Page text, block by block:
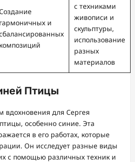
гармоничных и
композиций
с техниками
живописи и
скульптуры,
использование
разных
материалов
Птицы
вдохновения для Сергея
особенно синие. Эта
в его работах, которые
Он исследует разные виды
с помощью различных техник и